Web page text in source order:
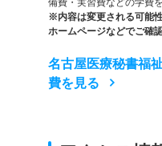
備費・実習費などの学費
※内容は変更される可能
ホームページなどでご確
名古屋医療秘書福
費を見る